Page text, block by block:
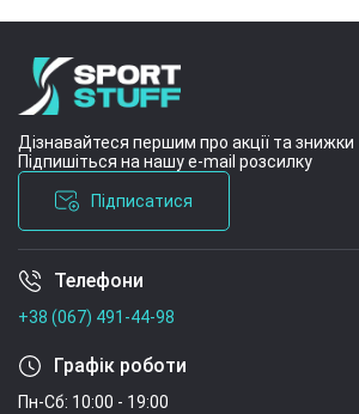
Дізнавайтеся першим про акції та знижки
Підпишіться на нашу e-mail розсилку
Підписатися
Умови угоди
Телефони
+38 (067) 491-44-98
Графік роботи
Пн-Сб: 10:00 - 19:00